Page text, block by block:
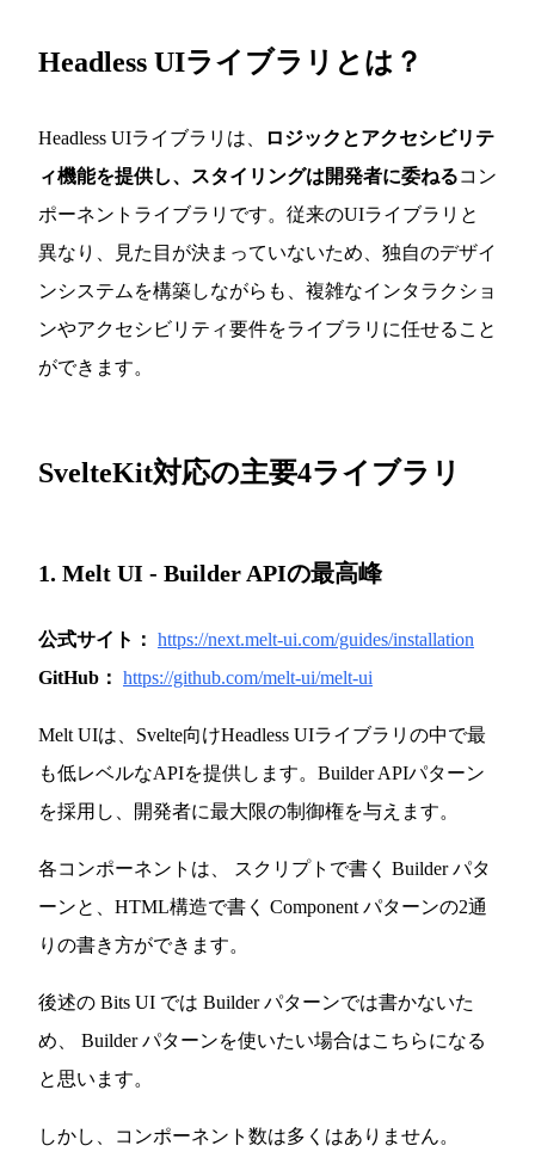
Headless UIライブラリとは？
Headless UIライブラリは、
ロジックとアクセシビリテ
ィ機能を提供し、スタイリングは開発者に委ねるコン
ポーネントライブラリです。従来のUIライブラリと
異なり、見た目が決まっていないため、独自のデザイ
ンシステムを構築しながらも、複雑なインタラクショ
ンやアクセシビリティ要件をライブラリに任せること
ができます。
SvelteKit対応の主要4ライブラリ
1. Melt UI - Builder APIの最高峰
公式サイト： https://next.melt-ui.com/guides/installation
GitHub： https://github.com/melt-ui/melt-ui
Melt UIは、Svelte向けHeadless UIライブラリの中で最
も低レベルなAPIを提供します。Builder APIパターン
を採用し、開発者に最大限の制御権を与えます。
各コンポーネントは、 スクリプトで書く Builder パタ
ーンと、HTML構造で書く Component パターンの2通
りの書き方ができます。
後述の Bits UI では Builder パターンでは書かないた
め、 Builder パターンを使いたい場合はこちらになる
と思います。
しかし、コンポーネント数は多くはありません。